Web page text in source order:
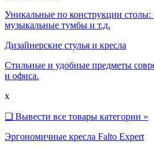
Уникальные по конструкции столы:
музыкальные тумбы и т.д.
Дизайнерские стулья и кресла
Стильные и удобные предметы
и офиса.
x
❑ Вывести все товары категории »
Эргономичные кресла Falto Expert